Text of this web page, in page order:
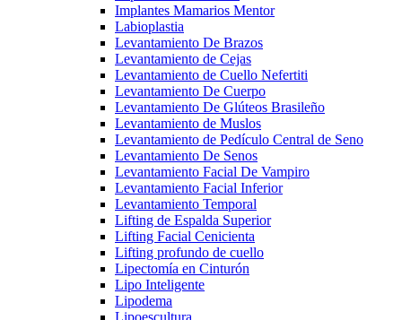
Implantes Mamarios Mentor
Labioplastia
Levantamiento De Brazos
Levantamiento de Cejas
Levantamiento de Cuello Nefertiti
Levantamiento De Cuerpo
Levantamiento De Glúteos Brasileño
Levantamiento de Muslos
Levantamiento de Pedículo Central de Seno
Levantamiento De Senos
Levantamiento Facial De Vampiro
Levantamiento Facial Inferior
Levantamiento Temporal
Lifting de Espalda Superior
Lifting Facial Cenicienta
Lifting profundo de cuello
Lipectomía en Cinturón
Lipo Inteligente
Lipodema
Lipoescultura